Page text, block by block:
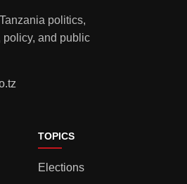
politics,
policy, and public
TOPICS
Elections